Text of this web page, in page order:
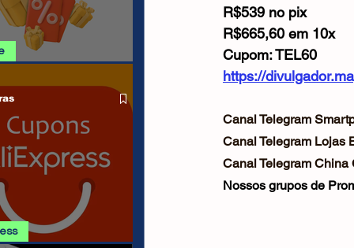
R$539 no pix
R$665,60 em 10x
Cupom: TEL60
https://
Canal Telegram
Canal Telegram Lojas
Canal Telegram China
Nossos grupos de